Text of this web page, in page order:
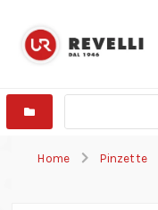
Home Pinzette